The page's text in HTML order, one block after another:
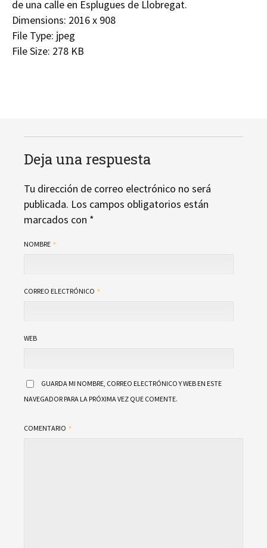
de una calle en Esplugues de Llobregat.
Dimensions: 2016 x 908
File Type: jpeg
File Size: 278 KB
Deja una respuesta
Tu dirección de correo electrónico no será
publicada. Los campos obligatorios están
marcados con *
NOMBRE
CORREO ELECTRÓNICO
WEB
GUARDA MI NOMBRE, CORREO ELECTRÓNICO Y WEB EN ESTE
NAVEGADOR PARA LA PRÓXIMA VEZ QUE COMENTE.
COMENTARIO